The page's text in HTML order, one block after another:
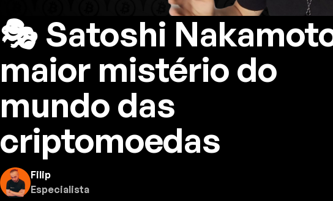
🎭 Satoshi
maior mistério do
mundo das
criptomoedas
Filip
Especialista